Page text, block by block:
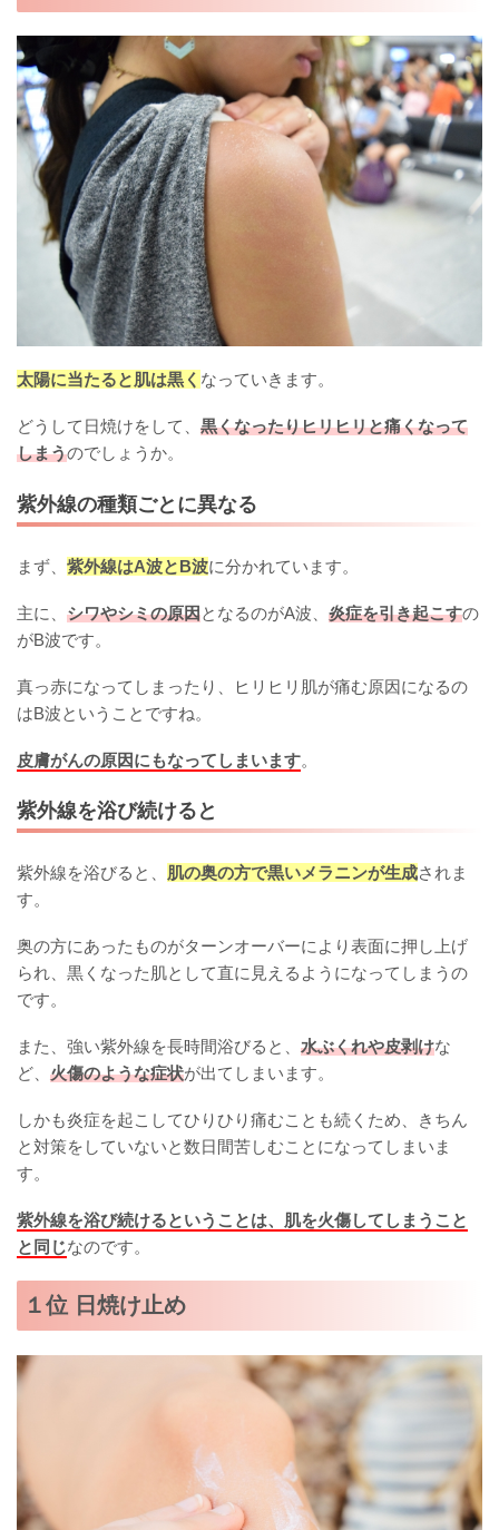
太陽に当たると肌は黒く なっていきます。
どうして日焼けをして、 黒くなったりヒリヒリと痛くなって
しまうのでしょうか。
紫外線の種類ごとに異なる
まず、 紫外線はA波とB波に分かれています。
主に、 シワやシミの原因となるのがA波、 炎症を引き起こすの
がB波です。
真っ赤になってしまったり、ヒリヒリ肌が痛む原因になるの
はB波ということですね。
皮膚がんの原因にもなってしまいます。
紫外線を浴び続けると
紫外線を浴びると、 肌の奥の方で黒いメラニンが生成されま
す。
奥の方にあったものがターンオーバーにより表面に押し上げ
られ、黒くなった肌として直に見えるようになってしまうの
です。
また、強い紫外線を長時間浴びると、 水ぶくれや皮剥けな
ど、 火傷のような症状が出てしまいます。
しかも炎症を起こしてひりひり痛むことも続くため、きちん
と対策をしていないと数日間苦しむことになってしまいま
す。
紫外線を浴び続けるということは、肌を火傷してしまうこと
と同じなのです。
１位 日焼け止め